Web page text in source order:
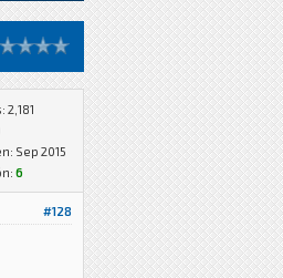
Sep 2015
6
#128